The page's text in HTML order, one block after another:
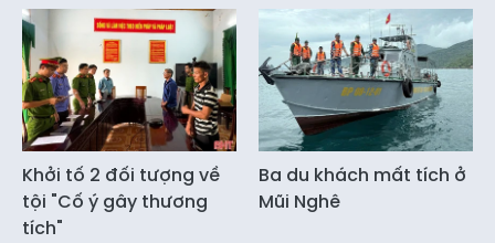
Khởi tố 2 đối tượng về
tội "Cố ý gây thương
tích"
Ba du khách mất tích ở
Mũi Nghê